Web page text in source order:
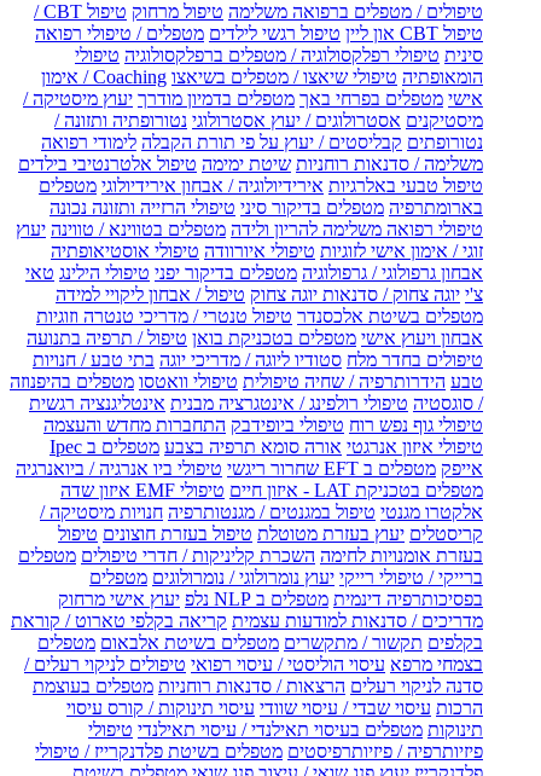
טיפולים / מטפלים ברפואה משלימה טיפול מרחוק
טיפול CBT /
טיפול CBT און ליין
טיפול רגשי לילדים מטפלים / טיפולי רפואה
סינית טיפולי רפלקסולוגיה / מטפלים ברפלקסולוגיה טיפולי
הומאופתיה טיפולי שיאצו / מטפלים בשיאצו
Coaching / אימון
אישי מטפלים בפרחי באך מטפלים בדמיון מודרך יעוץ מיסטיקה /
מיסטיקנים אסטרולוגים / יעוץ אסטרולוגי נטורופתיה ותזונה /
נטורופתים קבליסטים / יעוץ על פי תורת הקבלה לימודי רפואה
משלימה / סדנאות רוחניות שיטת ימימה טיפול אלטרנטיבי בילדים
טיפול טבעי באלרגיות אירידיולוגיה / אבחון אירידיולוגי מטפלים
בארומתרפיה מטפלים בדיקור סיני טיפולי הרזייה ותזונה נכונה
טיפולי רפואה משלימה להריון ולידה מטפלים בטווינא / טווינה יעוץ
זוגי / אימון אישי לזוגיות טיפולי איורוודה טיפולי אוסטיאופתיה
אבחון גרפולוגי / גרפולוגיה מטפלים בדיקור יפני טיפולי הילינג טאי
צ'י יוגה צחוק / סדנאות יוגה צחוק טיפול / אבחון ליקויי למידה
מטפלים בשיטת אלכסנדר טיפול טנטרי / מדריכי טנטרה וזוגיות
אבחון ויעוץ אישי מטפלים בטכניקת בואן טיפול / תרפיה בתנועה
טיפולים בחדר מלח סטודיו ליוגה / מדריכי יוגה בתי טבע / חנויות
טבע הידרותרפיה / שחיה טיפולית טיפולי וואטסו מטפלים בהיפנוזה
/ סוגסטיה טיפולי רולפינג / אינטגרציה מבנית אינטליגנציה רגשית
טיפולי גוף נפש רוח טיפולי ביופידבק התחברות מחדש והעצמה
טיפולי איזון אנרגטי אורה סומא תרפיה בצבע
מטפלים ב Ipec
אייפק מטפלים ב EFT שחרור ריגשי
טיפולי ביו אנרגיה / ביואנרגיה
מטפלים בטכניקת LAT - איזון חיים
טיפולי EMF איזון שדה
אלקטרו מגנטי טיפול במגנטים / מגנטותרפיה חנויות מיסטיקה /
קריסטלים יעוץ בעזרת מטוטלת טיפול בעזרת חוצונים טיפול
בעזרת אומנויות לחימה השכרת קליניקות / חדרי טיפולים מטפלים
ברייקי / טיפולי רייקי יעוץ נומרולוגי / נומרולוגים מטפלים
בפסיכותרפיה דינמית מטפלים ב NLP נלפ
יעוץ אישי מרחוק
מדריכים / סדנאות למודעות עצמית קריאה בקלפי טארוט / קוראת
בקלפים תקשור / מתקשרים מטפלים בשיטת אלבאום מטפלים
בצמחי מרפא עיסוי הוליסטי / עיסוי רפואי טיפולים לניקוי רעלים /
סדנה לניקוי רעלים הרצאות / סדנאות רוחניות מטפלים בעוצמת
הרכות עיסוי שבדי / עיסוי שוודי עיסוי תינוקות / קורס עיסוי
תינוקות מטפלים בעיסוי תאילנדי / עיסוי תאילנדי טיפולי
פיזיותרפיה / פיזיותרפיסטים מטפלים בשיטת פלדנקרייז / טיפולי